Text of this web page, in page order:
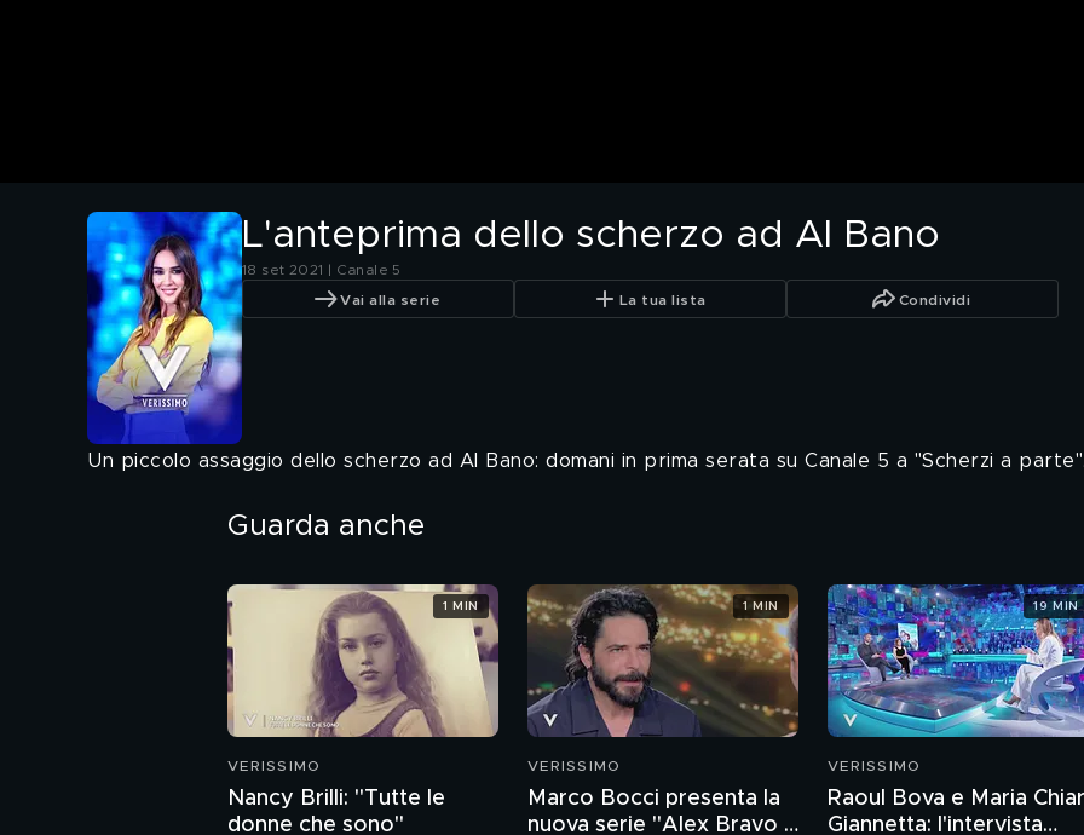
L'anteprima dello scherzo ad Al Bano
18 set 2021 | Canale 5
Vai alla serie La tua lista Condividi
Un piccolo assaggio dello scherzo ad Al Bano: domani in prima serata su Canale 5 a "Scherzi a parte".
Guarda anche
VERISSIMO
Nancy Brilli: "Tutte le
donne che sono"
1 MIN
VERISSIMO
Marco Bocci presenta la
nuova serie "Alex Bravo -
1 MIN
VERISSIMO
Raoul Bova e Maria
Giannetta: l'intervista
19 MIN